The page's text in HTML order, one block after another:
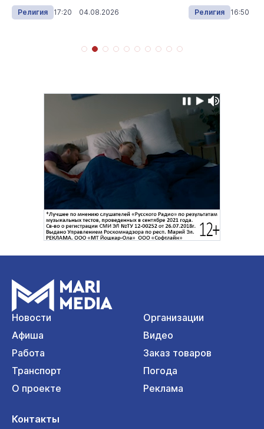
Религия 17:20 04.08.2026 Религия 16:50
Новости
Организации
Афиша
Видео
Работа
Заказ товаров
Транспорт
Погода
О проекте
Реклама
Контакты